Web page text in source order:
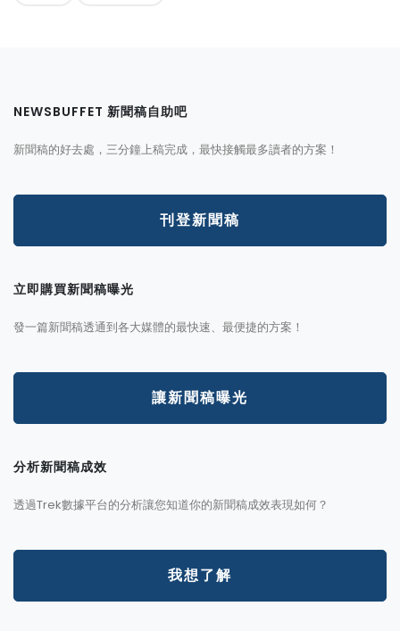
NEWSBUFFET 新聞稿自助吧
新聞稿的好去處，三分鐘上稿完成，最快接觸最多讀者的方案！
刊登新聞稿
立即購買新聞稿曝光
發一篇新聞稿透通到各大媒體的最快速、最便捷的方案！
讓新聞稿曝光
分析新聞稿成效
透過Trek數據平台的分析讓您知道你的新聞稿成效表現如何？
我想了解